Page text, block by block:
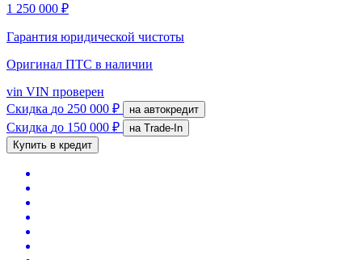
1 250 000 ₽
Гарантия юридической чистоты
Оригинал ПТС в наличии
vin VIN проверен
Скидка до 250 000 ₽ на автокредит
Скидка до 150 000 ₽
на Trade-In
Купить в кредит